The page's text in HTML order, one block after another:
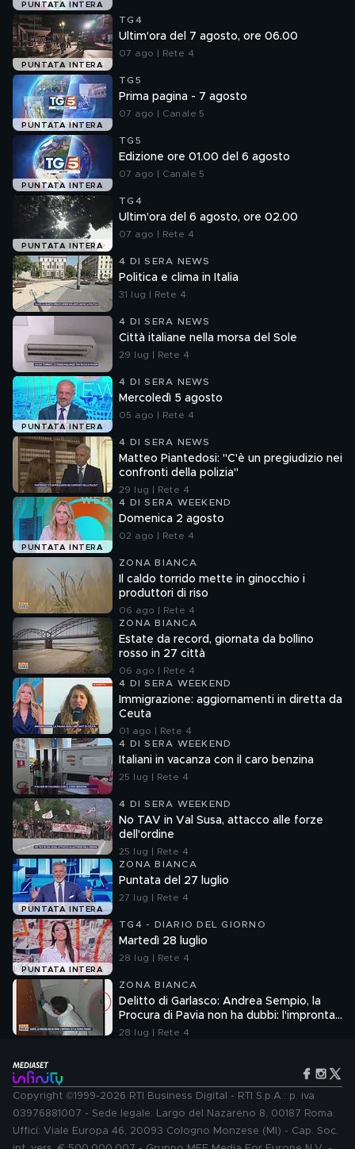
PUNTATA INTERA
PUNTATA INTERA
TG4
Ultim'ora del 7 agosto, ore 06.00
07 ago | Rete 4
PUNTATA INTERA
TG5
Prima pagina - 7 agosto
07 ago | Canale 5
PUNTATA INTERA
TG5
Edizione ore 01.00 del 6 agosto
07 ago | Canale 5
PUNTATA INTERA
TG4
Ultim'ora del 6 agosto, ore 02.00
07 ago | Rete 4
4 DI SERA NEWS
Politica e clima in Italia
31 lug | Rete 4
4 DI SERA NEWS
Città italiane nella morsa del Sole
29 lug | Rete 4
PUNTATA INTERA
4 DI SERA NEWS
Mercoledì 5 agosto
05 ago | Rete 4
4 DI SERA NEWS
Matteo Piantedosi: "C'è un pregiudizio nei
confronti della polizia"
29 lug | Rete 4
PUNTATA INTERA
4 DI SERA WEEKEND
Domenica 2 agosto
02 ago | Rete 4
ZONA BIANCA
Il caldo torrido mette in ginocchio i
produttori di riso
06 ago | Rete 4
ZONA BIANCA
Estate da record, giornata da bollino
rosso in 27 città
06 ago | Rete 4
4 DI SERA WEEKEND
Immigrazione: aggiornamenti in diretta da
Ceuta
01 ago | Rete 4
4 DI SERA WEEKEND
Italiani in vacanza con il caro benzina
25 lug | Rete 4
4 DI SERA WEEKEND
No TAV in Val Susa, attacco alle forze
dell'ordine
25 lug | Rete 4
PUNTATA INTERA
ZONA BIANCA
Puntata del 27 luglio
27 lug | Rete 4
PUNTATA INTERA
TG4 - DIARIO DEL GIORNO
Martedì 28 luglio
28 lug | Rete 4
ZONA BIANCA
Delitto di Garlasco: Andrea Sempio, la
Procura di Pavia non ha dubbi: l'impronta
33 è la pistola fumante
28 lug | Rete 4
Copyright ©1999-2026 RTI Business Digital - RTI S.p.A.: p. iva
03976881007 - Sede legale: Largo del Nazareno 8, 00187 Roma.
Uffici: Viale Europa 46, 20093 Cologno Monzese (MI) - Cap. Soc.